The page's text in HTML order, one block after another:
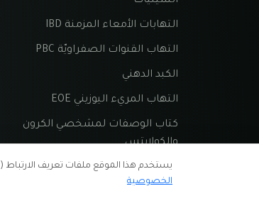
التهابات الأمعاء المزمنة IBD
التهاب القنوات الصفراويّة PBC
الكبد الدهني
التهاب المريء اليوزيني EOE
كتاب الوصفات لمشخصي الكرون
والكولايتس
يستخدم هذا الموقع ملفات تعريف الارتباط (Cookies) لتحسين تجربة التصفح وملاءمة المحتوى. لمزيد من المعلومات يمكنك الاطلاع على سياسة الخصوصية.
الخصوصية